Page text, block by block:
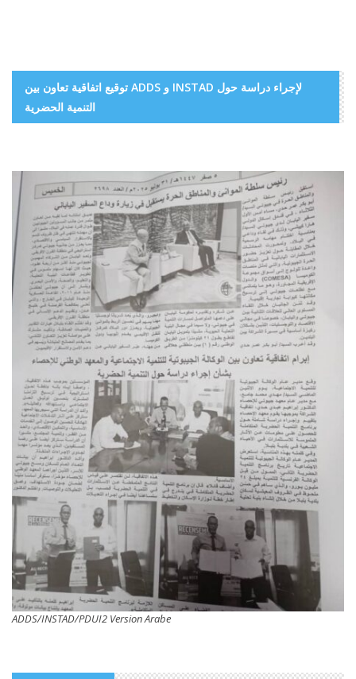
توقيع اتفاقية تعاون بين ADDS و INSTAD لإجراء دراسة حول
التنمية الحضرية
ADDS/INSTAD/PDUI2 Version Arabe